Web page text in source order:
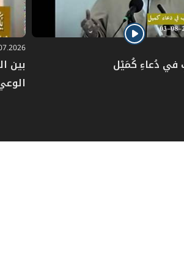
في دُعاءِ كُمَيْل
بين